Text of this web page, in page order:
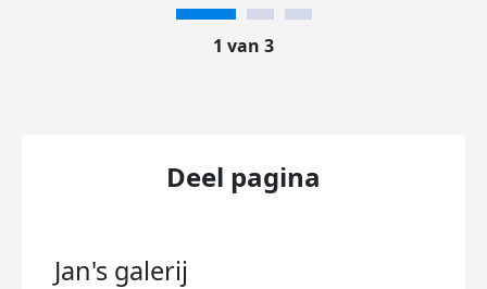
1 van 3
Deel pagina
Jan's galerij